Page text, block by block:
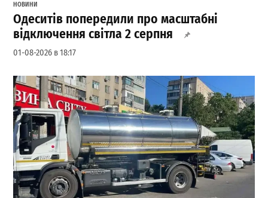
НОВИНИ
Одеситів попередили про масштабні
відключення світла 2 серпня
01-08-2026 в 18:17